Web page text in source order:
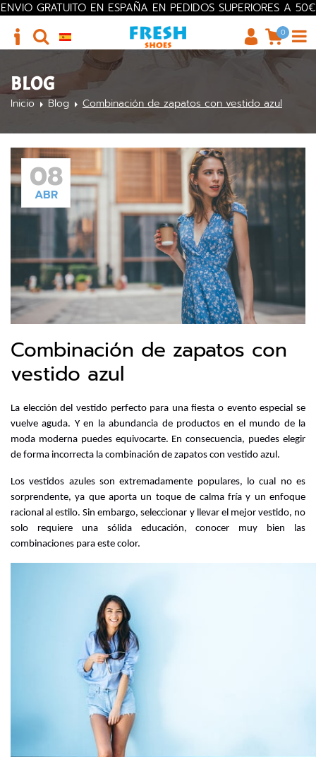
ENVIO GRATUITO EN ESPAÑA EN PEDIDOS SUPERIORES A 50€
0
BLOG
Inicio Blog Combinación de zapatos con vestido azul
08
ABR
Combinación de zapatos con
vestido azul
La elección del vestido perfecto para una fiesta o evento especial se
vuelve aguda. Y en la abundancia de productos en el mundo de la
moda moderna puedes equivocarte. En consecuencia, puedes elegir
de forma incorrecta la combinación de zapatos con vestido azul.
Los vestidos azules son extremadamente populares, lo cual no es
sorprendente, ya que aporta un toque de calma fría y un enfoque
racional al estilo. Sin embargo, seleccionar y llevar el mejor vestido, no
solo requiere una sólida educación, conocer muy bien las
combinaciones para este color.